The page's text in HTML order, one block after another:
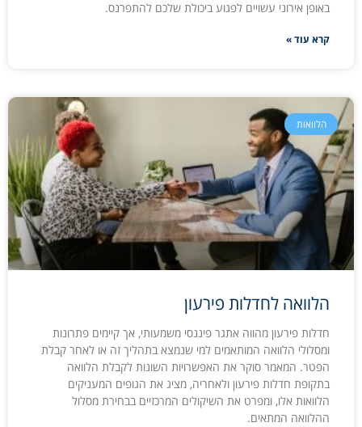
באופן אירוני עשויים לפגוע ביכולת שלכם להתפרנס.
קרא עוד »
הלוואות
הלוואה לחדלות פירעון
חדלות פירעון מהווה אתגר פיננסי משמעותי, אך קיימים פתרונות
ומסלולי הלוואה המותאמים למי שנמצא בתהליך זה או לאחר קבלת
הפטר. המאמר סוקר את האפשרויות השונות לקבלת הלוואה
בתקופת חדלות פירעון ולאחריה, מציג את הגופים המעניקים
הלוואות אלו, ומפרט את השיקולים המרכזיים בבחירת מסלול
ההלוואה המתאים.